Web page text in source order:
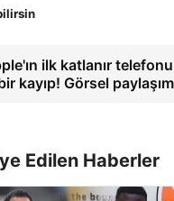
ilk katlanır
kayıp! Görsel
Edilen Haberler